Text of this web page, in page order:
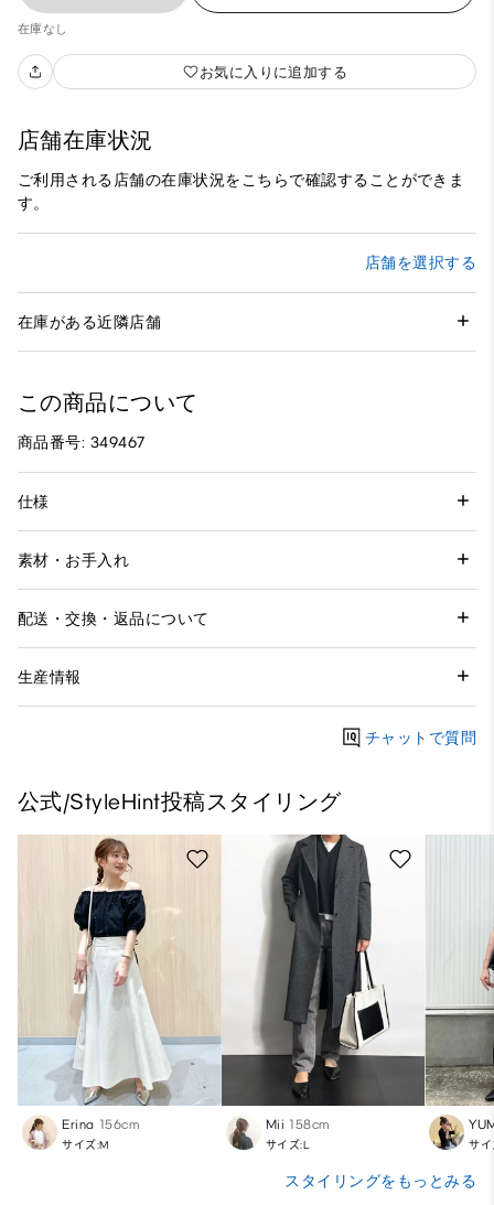
在庫なし
お気に入りに追加する
店舗在庫状況
ご利用される店舗の在庫状況をこちらで確認することができま
す。
店舗を選択する
在庫がある近隣店舗
この商品について
商品番号: 349467
仕様
素材・お手入れ
配送・交換・返品について
生産情報
チャットで質問
公式/StyleHint投稿スタイリング
Erina 156cm
サイズ:M
Mii 158cm
サイズ:L サイ
スタイリングをもっとみる